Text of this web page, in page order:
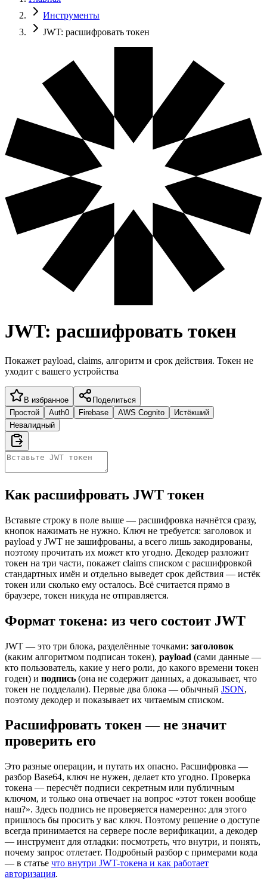
Инструменты
JWT: расшифровать токен
JWT: расшифровать токен
Покажет payload, claims, алгоритм и срок действия. Токен не
уходит с вашего устройства
В избранное
Поделиться
Простой
Auth0 Firebase AWS Cognito
Истёкший
Невалидный
Как расшифровать JWT токен
Вставьте строку в поле выше — расшифровка начнётся сразу,
кнопок нажимать не нужно. Ключ не требуется: заголовок и
payload у JWT не зашифрованы, а всего лишь закодированы,
поэтому прочитать их может кто угодно. Декодер разложит
токен на три части, покажет claims списком с расшифровкой
стандартных имён и отдельно выведет срок действия — истёк
токен или сколько ему осталось. Всё считается прямо в
браузере, токен никуда не отправляется.
Формат токена: из чего состоит JWT
JWT — это три блока, разделённые точками: заголовок
(каким алгоритмом подписан токен), payload (сами данные —
кто пользователь, какие у него роли, до какого времени токен
годен) и подпись (она не содержит данных, а доказывает, что
токен не подделали). Первые два блока — обычный JSON,
поэтому декодер и показывает их читаемым списком.
Расшифровать токен — не значит
проверить его
Это разные операции, и путать их опасно. Расшифровка —
разбор Base64, ключ не нужен, делает кто угодно. Проверка
токена — пересчёт подписи секретным или публичным
ключом, и только она отвечает на вопрос «этот токен вообще
наш?». Здесь подпись не проверяется намеренно: для этого
пришлось бы просить у вас ключ. Поэтому решение о доступе
всегда принимается на сервере после верификации, а декодер
— инструмент для отладки: посмотреть, что внутри, и понять,
почему запрос отлетает. Подробный разбор с примерами кода
— в статье что внутри JWT-токена и как работает
авторизация.